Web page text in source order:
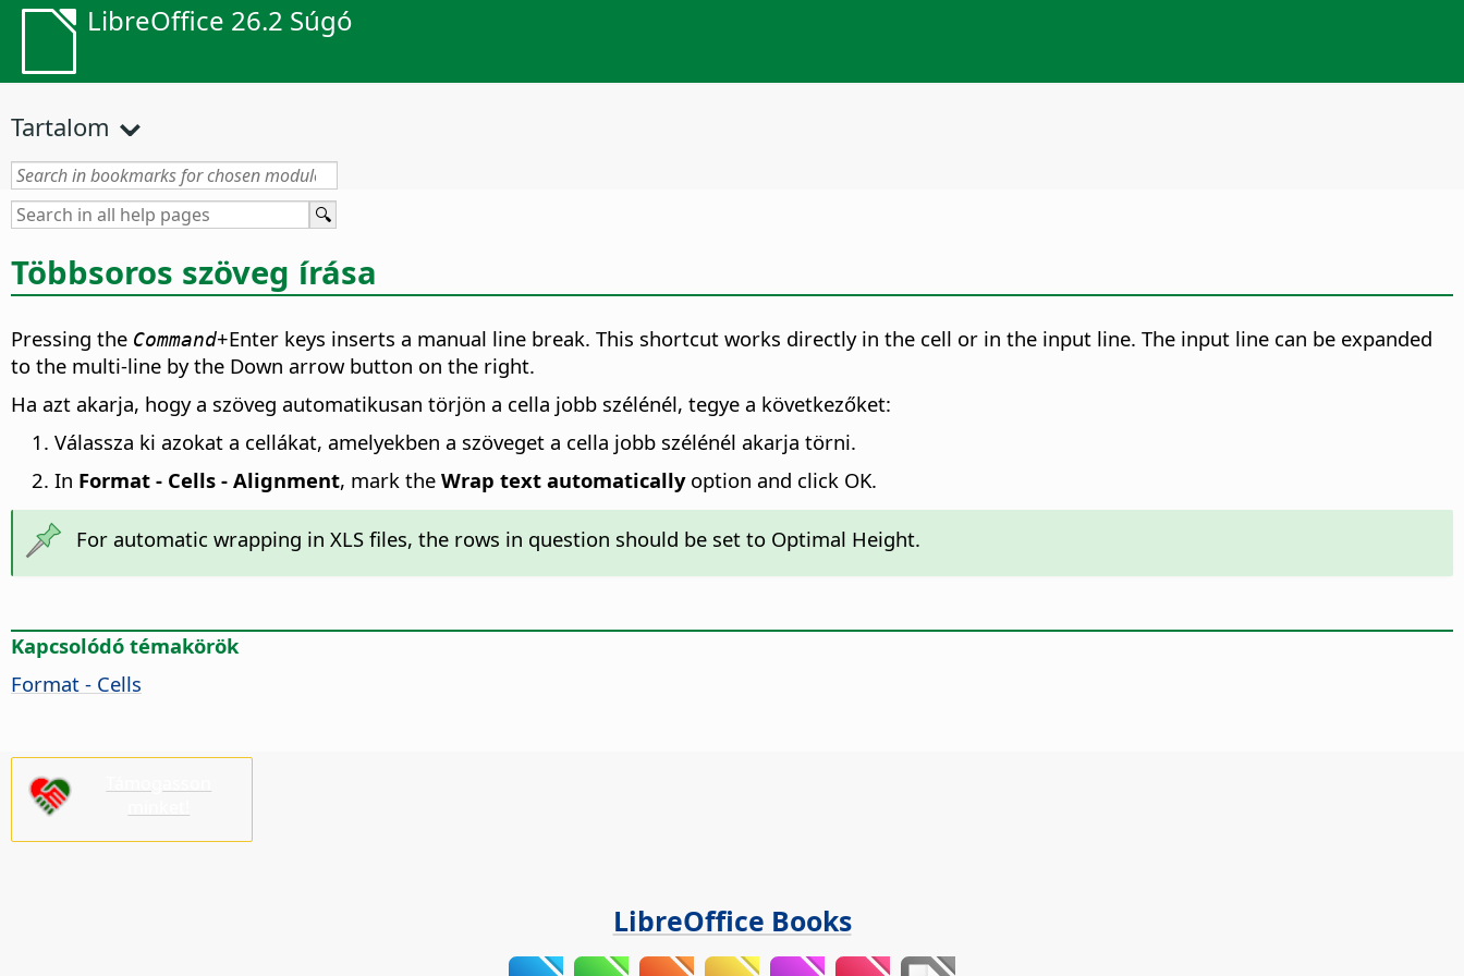
LibreOffice 26.2 Súgó
Tartalom
Többsoros szöveg írása
Pressing the Command+Enter keys inserts a manual line break. This shortcut works directly in the cell or in the input line. The input line can be expanded
to the multi-line by the Down arrow button on the right.
Ha azt akarja, hogy a szöveg automatikusan törjön a cella jobb szélénél, tegye a következőket:
Válassza ki azokat a cellákat, amelyekben a szöveget a cella jobb szélénél akarja törni.
In Format - Cells - Alignment, mark the Wrap text automaticallyoption and click OK.
For automatic wrapping in XLS files, the rows in question should be set to Optimal Height.
Kapcsolódó témakörök
Format - Cells
LibreOffice Books